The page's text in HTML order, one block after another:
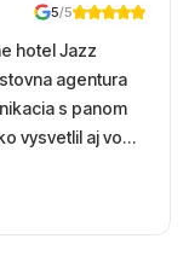
5/5
hotel Jazz
agentura
s panom
vysvetlil aj vo
Hotel
more,